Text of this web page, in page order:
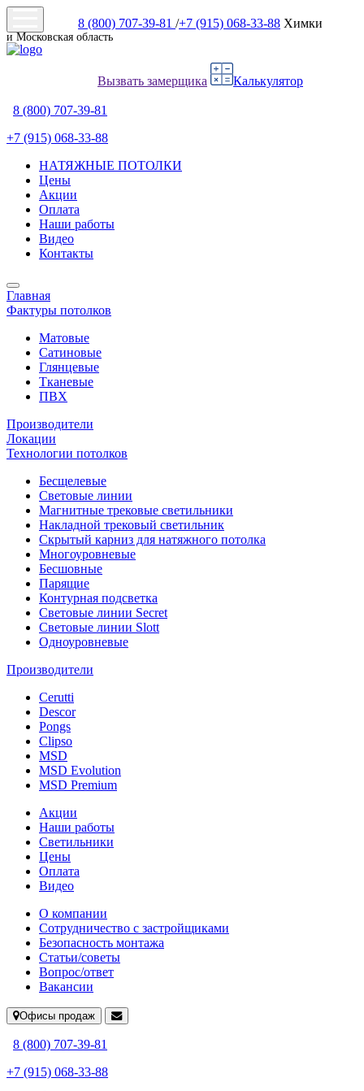
8 (800) 707-39-81 /+7 (915) 068-33-88 Химки
и Московская область
Вызвать замерщика Калькулятор
8 (800) 707-39-81
+7 (915) 068-33-88
НАТЯЖНЫЕ ПОТОЛКИ
Цены
Акции
Оплата
Наши работы
Видео
Контакты
Главная
Фактуры потолков
Матовые
Сатиновые
Глянцевые
Тканевые
ПВХ
Производители
Локации
Технологии потолков
Бесщелевые
Световые линии
Магнитные трековые светильники
Накладной трековый светильник
Скрытый карниз для натяжного потолка
Многоуровневые
Бесшовные
Парящие
Контурная подсветка
Световые линии Secret
Световые линии Slott
Одноуровневые
Производители
Cerutti
Descor
Pongs
Clipso
MSD
MSD Evolution
MSD Premium
Акции
Наши работы
Светильники
Цены
Оплата
Видео
О компании
Сотрудничество с застройщиками
Безопасность монтажа
Статьи/советы
Вопрос/ответ
Вакансии
Офисы продаж
8 (800) 707-39-81
+7 (915) 068-33-88